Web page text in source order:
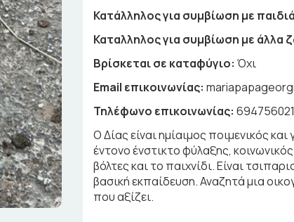
Κατάλληλος για συμβίωση με
Καταλληλος για συμβίωση με άλλα
Βρίσκεται σε καταφύγιο: Όχι
Email επικοινωνίας:
Τηλέφωνο επικοινωνίας:
Ο Δίας είναι ημίαιμος ποιμενικός
έντονο ένστικτο φύλαξης,
βόλτες και το παιχνίδι. Είναι
βασική εκπαίδευση. Αναζητά μια
που αξίζει.